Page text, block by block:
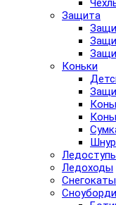
Защита
Коньки
Ледоходы